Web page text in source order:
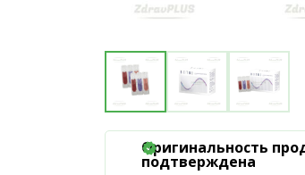
Оригинальность
подтверждена